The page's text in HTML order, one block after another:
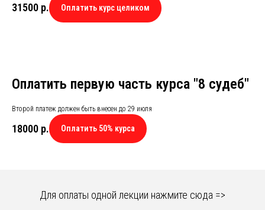
31500 р. Оплатить курс целиком
Оплатить первую часть курса "8 судеб"
Второй платеж должен быть внесен до 29 июля
18000 р. Оплатить 50% курса
Для оплаты одной лекции нажмите сюда =>